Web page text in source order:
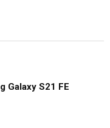
Galaxy S21 FE